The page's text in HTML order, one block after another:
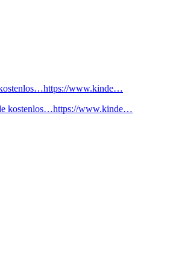
www.kinde…
kostenlos…https://www.kinde…